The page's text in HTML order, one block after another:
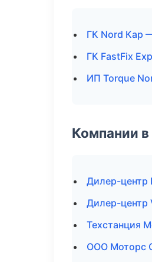
ГК Nord Кар
ГК FastFix
ИП Torque
Компании
Дилер-центр
Дилер-
Техстанция
ООО Моторс